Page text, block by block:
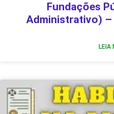
Fundações
Administrativo) –
LEIA